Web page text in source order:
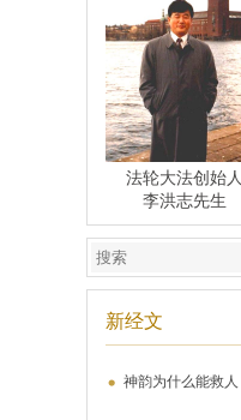
法轮大法创始人
李洪志先生
新经文
神韵为什么能救人